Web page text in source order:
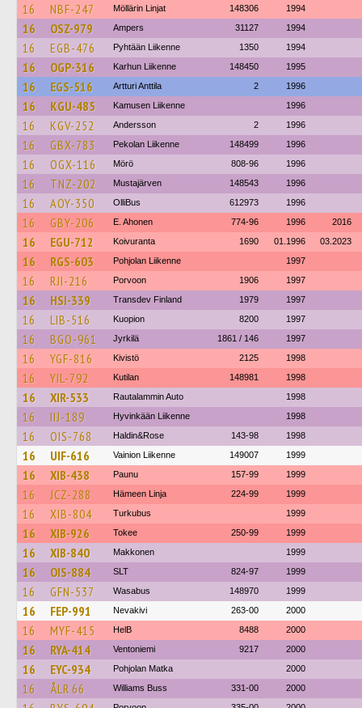
16 NBF-247 Möllärin Linjat 148306 1994
16 OSZ-979 Ampers 31127 1994
16 EGB-476 Pyhtään Liikenne 1350 1994
16 OGP-316 Karhun Liikenne 148450 1995
16 EGS-516 Artturi Anttila 2 1996
16 KGU-485 Kamusen Liikenne 1996
16 KGV-252 Andersson 2 1996
16 GBX-783 Pekolan Liikenne 148499 1996
16 OGX-116 Mörö 808-96 1996
16 TNZ-202 Mustajärven 148543 1996
16 AOY-350 OlliBus 612973 1996
16 GBY-206 E. Ahonen 774-96 1996 2016
16 EGU-712 Koivuranta 1690 01.1996 03.2023
16 RGS-603 Pohjolan Liikenne 1997
16 RJI-216 Porvoon 1906 1997
16 HSI-339 Transdev Finland 1979 1997
16 LIB-516 Kuopion 8200 1997
16 BGO-961 Jyrkilä 1861 / 146 1997
16 YGF-816 Kivistö 2125 1998
16 YIL-792 Kutilan 148981 1998
16 XIR-533 Rautalammin Auto 1998
16 IIJ-189 Hyvinkään Liikenne 1998
16 OIS-768 Haldin&Rose 143-98 1998
16 UIF-616 Vainion Liikenne 149007 1999
16 XIB-438 Paunu 157-99 1999
16 JCZ-288 Hämeen Linja 224-99 1999
16 XIB-804 Turkubus 1999
16 XIB-926 Tokee 250-99 1999
16 XIB-840 Makkonen 1999
16 OIS-884 SLT 824-97 1999
16 GFN-537 Wasabus 148970 1999
16 FEP-991 Nevakivi 263-00 2000
16 MYF-415 HelB 8488 2000
16 RYA-414 Ventoniemi 9217 2000
16 EYC-934 Pohjolan Matka 2000
16 ÅLR 66 Williams Buss 331-00 2000